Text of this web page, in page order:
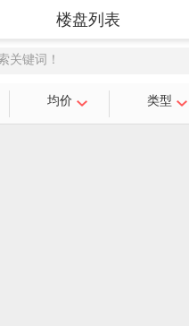
楼盘列表
关键词！
均价 类型